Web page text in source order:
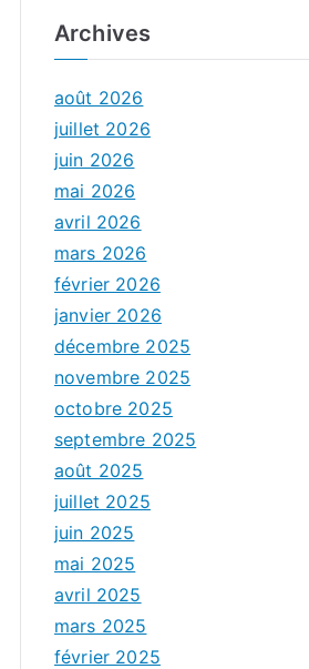
Archives
août 2026
juillet 2026
juin 2026
mai 2026
avril 2026
mars 2026
février 2026
janvier 2026
décembre 2025
novembre 2025
octobre 2025
septembre 2025
août 2025
juillet 2025
juin 2025
mai 2025
avril 2025
mars 2025
février 2025